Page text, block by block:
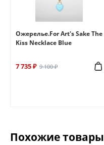
Ожерелье.For Art's Sake The
Kiss Necklace Blue
7 735 ₽ 9 100 ₽
Похожие товары